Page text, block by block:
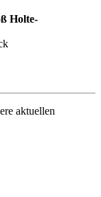
Holte-
aktuellen